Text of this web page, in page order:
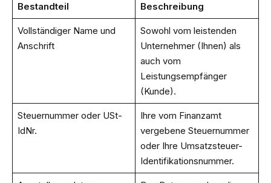
Bestandteil Beschreibung
Vollständiger Name und
Anschrift
Sowohl vom leistenden
Unternehmer (Ihnen) als
auch vom
Leistungsempfänger
(Kunde).
Steuernummer oder USt-
IdNr.
Ihre vom Finanzamt
vergebene Steuernummer
oder Ihre Umsatzsteuer-
Identifikationsnummer.